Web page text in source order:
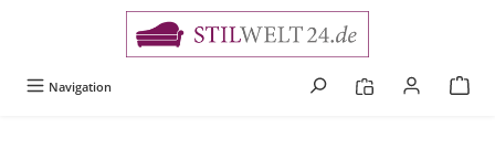
Navigation